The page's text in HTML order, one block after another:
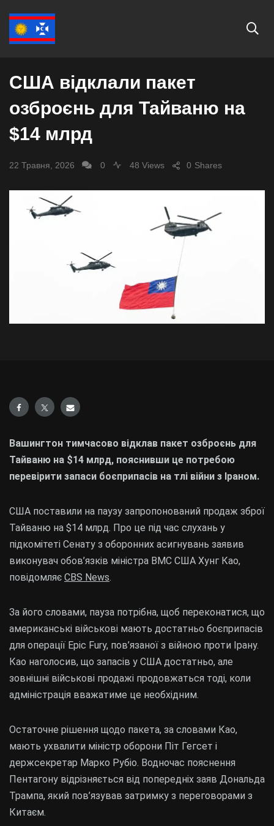
СВІТ
США відклали пакет
озброєнь для Тайваню на
$14 млрд
22 Травня, 2026 0 48 Views Shares
0
Вашингтон тимчасово відклав пакет озброєнь для
Тайваню на $14 млрд, пояснивши це потребою
перевірити запаси боєприпасів на тлі війни з Іраном.
США поставили на паузу запропонований продаж зброї
Тайваню на $14 млрд. Про це під час слухань у
підкомітеті Сенату з оборонних асигнувань заявив
виконувач обов’язків міністра ВМС США Хунг Као,
повідомляє CBS News.
За його словами, пауза потрібна, щоб переконатися, що
американські військові мають достатньо боєприпасів
для операції Epic Fury, пов’язаної з війною проти Ірану.
Као наголосив, що запасів у США достатньо, але
зовнішні військові продажі продовжаться тоді, коли
адміністрація вважатиме це необхідним.
Остаточне рішення щодо пакета, за словами Као,
мають ухвалити міністр оборони Піт Гегсет і
держсекретар Марко Рубіо. Водночас пояснення
Пентагону відрізняється від попередніх заяв Дональда
Трампа, який пов’язував затримку з переговорами з
Китаєм.